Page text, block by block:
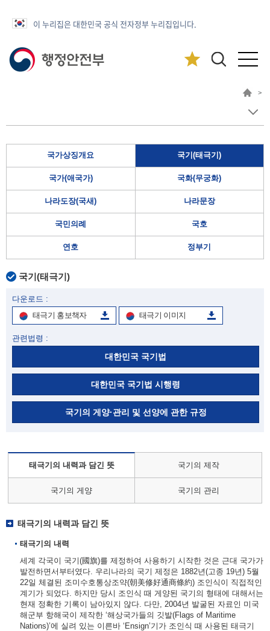
이 누리집은 대한민국 공식 전자정부 누리집입니다.
>
국가상징개요 국기(태극기)
국가(애국가) 국화(무궁화)
나라도장(국새) 나라문장
국민의례 국호
연호 정부기
국기(태극기)
다운로드 :
태극기 홍보책자
태극기 이미지
관련법령 :
대한민국 국기법
대한민국 국기법 시행령
국기의 게양·관리 및 선양에 관한 규정
태극기의 내력과 담긴 뜻 국기의 제작
국기의 게양 국기의 관리
태극기의 내력과 담긴 뜻
태극기의 내력
세계 각국이 국기(國旗)를 제정하여 사용하기 시작한 것은 근대 국가가
발전하면서부터였다. 우리나라의 국기 제정은 1882년(고종 19년) 5월
22일 체결된 조미수호통상조약(朝美修好通商條約) 조인식이 직접적인
계기가 되었다. 하지만 당시 조인식 때 게양된 국기의 형태에 대해서는
현재 정확한 기록이 남아있지 않다. 다만, 2004년 발굴된 자료인 미국
해군부 항해국이 제작한 ‘해상국가들의 깃발(Flags of Maritime
Nations)’에 실려 있는 이른바 ‘Ensign’기가 조인식 때 사용된 태극기